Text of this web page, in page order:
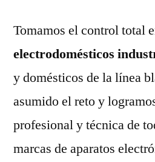
Tomamos el control total
electrodomésticos
y domésticos de la línea
asumido el reto y
profesional y técnica de
marcas de aparatos